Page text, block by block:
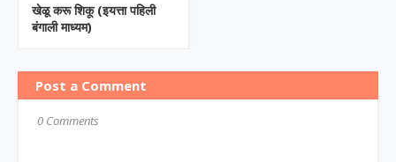
खेळू करू शिकू (इयत्ता पहिली
बंगाली माध्यम)
Post a Comment
0 Comments